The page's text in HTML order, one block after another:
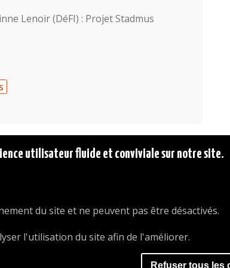
Lenoir (DéFI) : Projet Stadmus
: 02/676.48.11.
utilisateur fluide et conviviale sur notre site.
du site et ne peuvent pas être désactivés.
l'utilisation du site afin de l'améliorer.
Refuser tous les